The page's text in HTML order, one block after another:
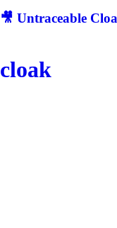
🎥 Untraceable
cloak